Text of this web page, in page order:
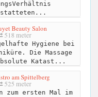
Beauty Salon
518 meter
Hygiene bei
Die Massage
Katast...
am Spittelberg
525 meter
zum ersten Mal im